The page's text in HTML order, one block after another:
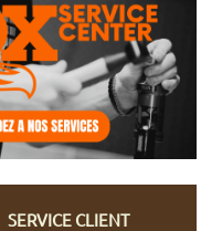
SERVICE CLIENT